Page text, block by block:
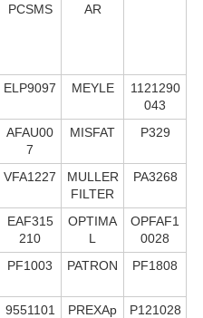
PCSMS
AR
ELP9097 MEYLE
1121290
043
AFAU00
7
MISFAT P329
VFA1227
MULLER
FILTER
PA3268
EAF315
210
OPTIMA
L
OPFAF1
0028
PF1003 PATRON PF1808
9551101
PREXAp
P121028